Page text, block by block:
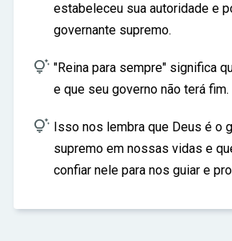
estabeleceu sua autoridade e
governante supremo.
 "Reina para sempre" significa
e que seu governo não terá fim.
 Isso nos lembra que Deus é o
supremo em nossas vidas e
confiar nele para nos guiar e